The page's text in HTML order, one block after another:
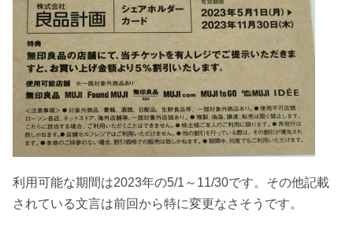
利用可能な期間は2023年の5/1～11/30です。その他記載
されている文言は前回から特に変更なさそうです。